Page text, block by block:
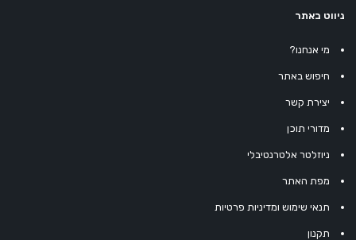
ניווט באתר
מי אנחנו?
חיפוש באתר
יצירת קשר
מדורי תוכן
ניוזלטר אלטרנטיבלי
מפת האתר
תנאי שימוש ומדיניות פרטיות
תקנון